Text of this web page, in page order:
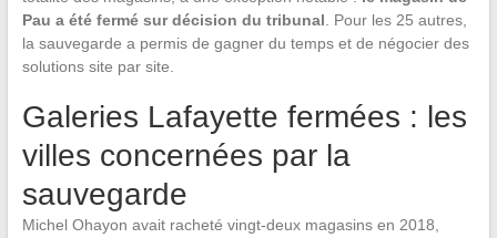
Pau a été fermé sur décision du tribunal. Pour les 25 autres,
la sauvegarde a permis de gagner du temps et de négocier des
solutions site par site.
Galeries Lafayette fermées : les
villes concernées par la
sauvegarde
Michel Ohayon avait racheté vingt-deux magasins en 2018,